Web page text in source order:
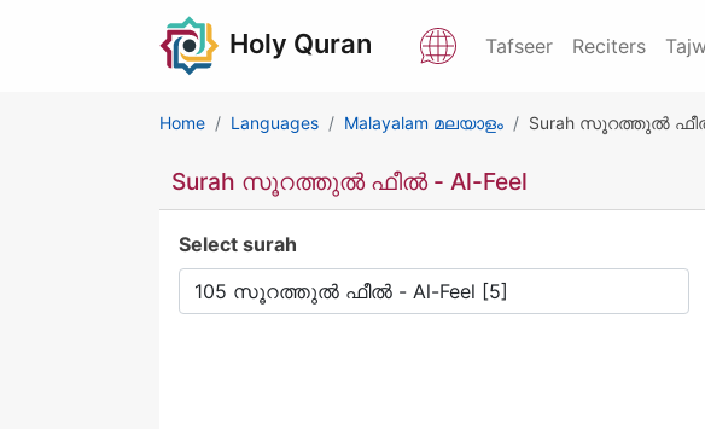
Holy Quran Tafseer Reciters
Home Languages Malayalam മലയാളം Surah സൂറത്തുൽ ഫീൽ
Surah സൂറത്തുൽ ഫീൽ - Al-Feel
Select surah